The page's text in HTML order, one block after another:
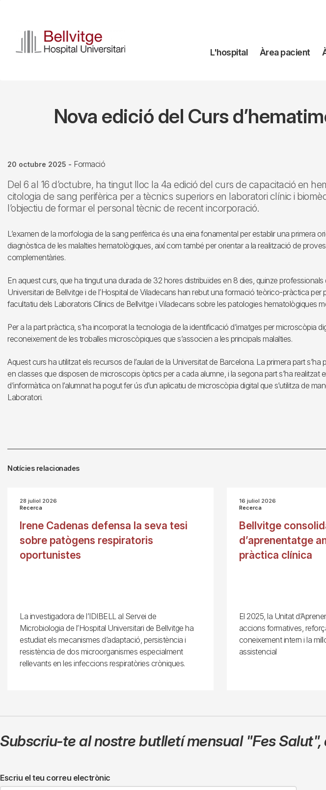
contingut
Navegación
L'hospital Àrea pacient
Nova edició del Curs
20 octubre 2025 - Formació
Del 6 al 16 d’octubre, ha tingut lloc la 4a edició del curs de capacitació en
citologia de sang perifèrica per a tècnics superiors en laboratori clínic i
l’objectiu de formar el personal tècnic de recent incorporació.
L’examen de la morfologia de la sang perifèrica és una eina fonamental per establir una primera
diagnòstica de les malalties hematològiques, així com també per orientar a la realització de proves
complementàries.
En aquest curs, que ha tingut una durada de 32 hores distribuïdes en 8 dies, quinze professionals
Universitari de Bellvitge i de l’Hospital de Viladecans han rebut una formació teòrico-pràctica per
facultatiu dels Laboratoris Clínics de Bellvitge i Viladecans sobre les patologies hematològiques
Per a la part pràctica, s’ha incorporat la tecnologia de la identificació d’imatges per microscòpia
reconeixement de les troballes microscòpiques que s’associen a les principals malalties.
Aquest curs ha utilitzat els recursos de l’aulari de la Universitat de Barcelona. La primera part s’ha
en classes que disposen de microscopis òptics per a cada alumne, i la segona part s’ha realitzat
d’informàtica on l’alumnat ha pogut fer ús d’un aplicatiu de microscòpia digital que s’utilitza de
Laboratori.
Notícies relacionades
28 juliol 2026
Recerca
Irene Cadenas defensa la seva tesi
sobre patògens respiratoris
oportunistes
La investigadora de l’IDIBELL al Servei de
Microbiologia de l’Hospital Universitari de Bellvitge ha
estudiat els mecanismes d’adaptació, persistència i
resistència de dos microorganismes especialment
rellevants en les infeccions respiratòries cròniques.
16 juliol 2026
Recerca
Bellvitge
d’aprenentatge
pràctica clínica
El 2025, la Unitat
accions formatives,
coneixement intern i la
assistencial
Subscriu-te al nostre butlletí mensual "Fes Salut",
Escriu el teu correu electrònic